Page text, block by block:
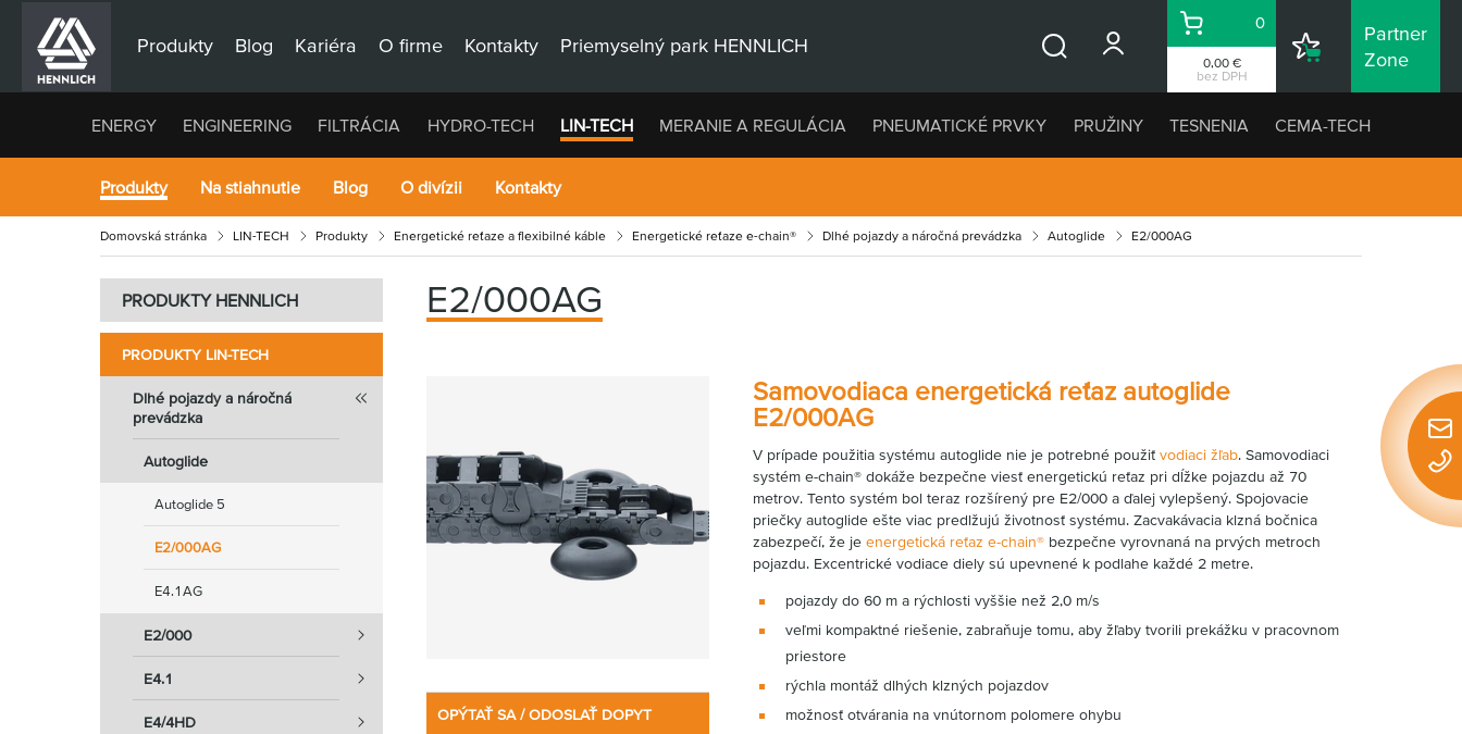
Produkty Blog Kariéra O firme Kontakty Priemyselný park HENNLICH
0,00 €
bez DPH
Košík
0
Nákupný
Partner
Zone
ENERGY ENGINEERING FILTRÁCIA HYDRO-TECH LIN-TECH MERANIE A REGULÁCIA PNEUMATICKÉ PRVKY PRUŽINY TESNENIA CEMA-TECH
Produkty Na stiahnutie Blog O divízii Kontakty
Domovská stránka LIN-TECH Produkty Energetické reťaze a flexibilné káble Energetické reťaze e-chain® Dlhé pojazdy a náročná prevádzka Autoglide E2/000AG
PRODUKTY HENNLICH
PRODUKTY LIN-TECH
Dlhé pojazdy a náročná
prevádzka
Autoglide
Autoglide 5
E2/000AG
E4.1AG
E2/000
E4.1
E4/4HD
E2/000AG
OPÝTAŤ SA / ODOSLAŤ DOPYT
Samovodiaca energetická reťaz autoglide
E2/000AG
V prípade použitia systému autoglide nie je potrebné použiť vodiaci žľab. Samovodiaci
systém e-chain® dokáže bezpečne viesť energetickú reťaz pri dĺžke pojazdu až 70
metrov. Tento systém bol teraz rozšírený pre E2/000 a ďalej vylepšený. Spojovacie
priečky autoglide ešte viac predlžujú životnosť systému. Zacvakávacia klzná bočnica
zabezpečí, že je energetická reťaz e-chain® bezpečne vyrovnaná na prvých metroch
pojazdu. Excentrické vodiace diely sú upevnené k podlahe každé 2 metre.
pojazdy do 60 m a rýchlosti vyššie než 2,0 m/s
veľmi kompaktné riešenie, zabraňuje tomu, aby žľaby tvorili prekážku v pracovnom
priestore
rýchla montáž dlhých klzných pojazdov
možnosť otvárania na vnútornom polomere ohybu